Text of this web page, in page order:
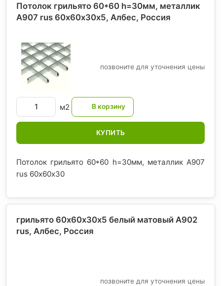
Потолок грильято 60*60 h=30мм, металлик
А907 rus 60х60х30х5, Албес, Россия
позвоните для уточнения цены
м2
КУПИТЬ
Потолок грильято 60*60 h=30мм, металлик А907
rus 60х60х30
грильято 60х60х30х5 белый матовый А902
rus, Албес, Россия
позвоните для уточнения цены